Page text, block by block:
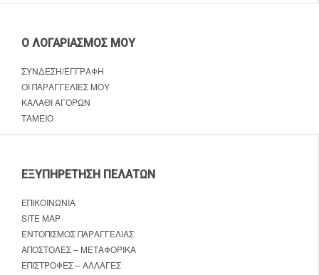
Ο ΛΟΓΑΡΙΑΣΜΌΣ ΜΟΥ
ΣΎΝΔΕΣΗ/ΕΓΓΡΑΦΉ
ΟΙ ΠΑΡΑΓΓΕΛΊΕΣ ΜΟΥ
ΚΑΛΆΘΙ ΑΓΟΡΏΝ
ΤΑΜΕΊΟ
ΕΞΥΠΗΡΈΤΗΣΗ ΠΕΛΑΤΏΝ
ΕΠΙΚΟΙΝΩΝΊΑ
SITE MAP
ΕΝΤΟΠΙΣΜΌΣ ΠΑΡΑΓΓΕΛΊΑΣ
ΑΠΟΣΤΟΛΈΣ – ΜΕΤΑΦΟΡΙΚΆ
ΕΠΙΣΤΡΟΦΈΣ – ΑΛΛΑΓΈΣ